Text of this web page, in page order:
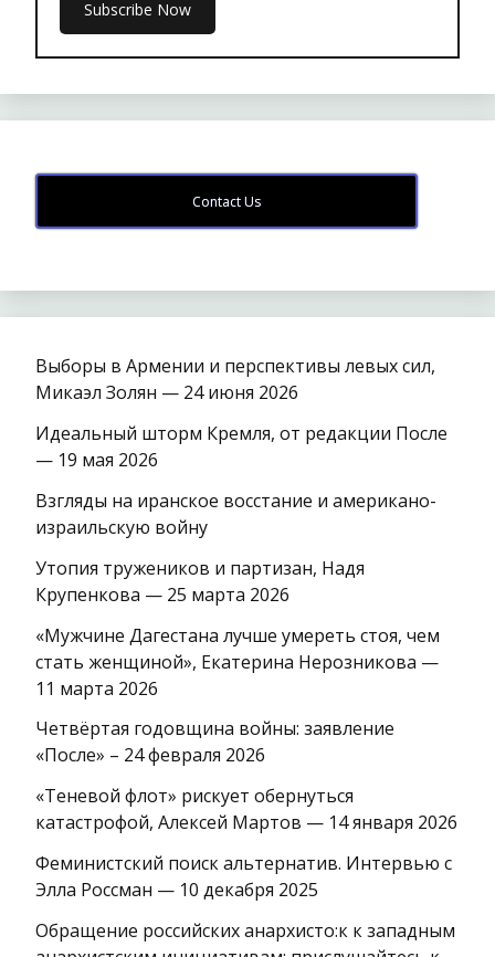
Contact Us
Выборы в Армении и перспективы левых сил,
Микаэл Золян — 24 июня 2026
Идеальный шторм Кремля, от редакции После
— 19 мая 2026
Взгляды на иранское восстание и американо-
израильскую войну
Утопия тружеников и партизан, Надя
Крупенкова — 25 марта 2026
«Мужчине Дагестана лучше умереть стоя, чем
стать женщиной», Екатерина Нерозникова —
11 марта 2026
Четвёртая годовщина войны: заявление
«После» – 24 февраля 2026
«Теневой флот» рискует обернуться
катастрофой, Алексей Мартов — 14 января 2026
Феминистский поиск альтернатив. Интервью с
Элла Россман — 10 декабря 2025
Обращение российских анархисто:к к западным